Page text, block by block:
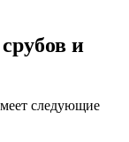
и
следующие